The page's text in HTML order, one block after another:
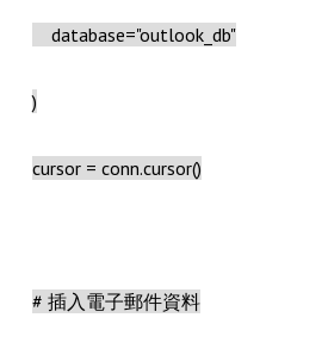
database="outlook_db"
)
cursor = conn.cursor()
# 插入電子郵件資料